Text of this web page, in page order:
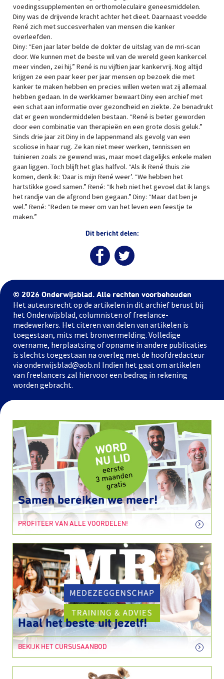
voedingssupplementen en orthomoleculaire geneesmiddelen.
Diny was de drijvende kracht achter het dieet. Daarnaast voedde
René zich met succesverhalen van mensen die kanker
overleefden.
Diny: “Een jaar later belde de dokter de uitslag van de mri-scan
door. We kunnen met de beste wil van de wereld geen kankercel
meer vinden, zei hij.” René is nu vijftien jaar kankervrij. Nog altijd
krijgen ze een paar keer per jaar mensen op bezoek die met
kanker te maken hebben en precies willen weten wat zij allemaal
hebben gedaan. In de werkkamer bewaart Diny een archief met
een schat aan informatie over gezondheid en ziekte. Ze benadrukt
dat er geen wondermiddelen bestaan. “René is beter geworden
door een combinatie van therapieën en een grote dosis geluk.”
Sinds drie jaar zit Diny in de lappenmand als gevolg van een
scoliose in haar rug. Ze kan niet meer werken, tennissen en
tuinieren zoals ze gewend was, maar moet dagelijks enkele malen
gaan liggen. Toch blijft het glas halfvol. “Als ik René thuis zie
komen, denk ik: ‘Daar is mijn René weer’. “We hebben het
hartstikke goed samen.” René: “Ik heb niet het gevoel dat ik langs
het randje van de afgrond ben gegaan.” Diny: “Maar dat ben je
wel.” René: “Reden te meer om van het leven een feestje te
maken.”
Dit bericht delen:
© 2026 Onderwijsblad. Alle rechten voorbehouden
Het auteursrecht op de artikelen in dit archief berust bij
het Onderwijsblad, columnisten of freelance-
medewerkers. Het citeren van delen van artikelen is
toegestaan, mits met bronvermelding. Volledige
overname, herplaatsing of opname in andere publicaties
is slechts toegestaan na overleg met de hoofdredacteur
via onderwijsblad@aob.nl Indien het gaat om artikelen
van freelancers zal hiervoor een bedrag in rekening
worden gebracht.
Samen bereiken we meer!
PROFITEER VAN ALLE VOORDELEN!
Haal het beste uit jezelf!
BEKIJK HET CURSUSAANBOD